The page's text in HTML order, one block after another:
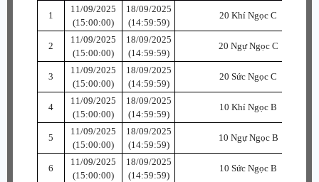
1
11/09/2025
(15:00:00)
18/09/2025
(14:59:59)
20 Khí Ngọc C
2
11/09/2025
(15:00:00)
18/09/2025
(14:59:59)
20 Ngự Ngọc C
3
11/09/2025
(15:00:00)
18/09/2025
(14:59:59)
20 Sức Ngọc C
4
11/09/2025
(15:00:00)
18/09/2025
(14:59:59)
10 Khí Ngọc B
5
11/09/2025
(15:00:00)
18/09/2025
(14:59:59)
10 Ngự Ngọc B
6
11/09/2025
(15:00:00)
18/09/2025
(14:59:59)
10 Sức Ngọc B